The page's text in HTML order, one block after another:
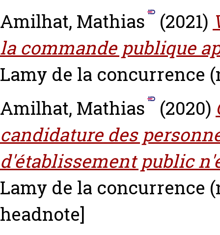
Amilhat, Mathias
(2021)
la commande publique
Lamy de la concurrence
Amilhat, Mathias
(2020)
candidature des
d'établissement public
Lamy de la concurrence
headnote]